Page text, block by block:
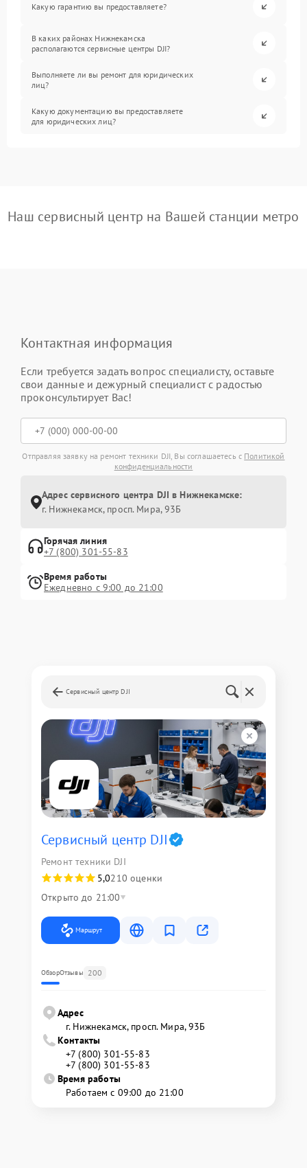
Какую гарантию вы предоставляете?
В каких районах Нижнекамска
располагаются сервисные центры DJI?
Выполняете ли вы ремонт для юридических
лиц?
Какую документацию вы предоставляете
для юридических лиц?
Наш сервисный центр на Вашей станции метро
Контактная информация
Если требуется задать вопрос специалисту, оставьте
свои данные и дежурный специалист с радостью
проконсультирует Вас!
Отправляя заявку на ремонт техники DJI, Вы соглашаетесь с Политикой
конфиденциальности
Адрес сервисного центра DJI в Нижнекамске:
г. Нижнекамск, просп. Мира, 93Б
Горячая линия
+7 (800) 301-55-83
Время работы
Ежедневно с 9:00 до 21:00
Сервисный центр DJI
Сервисный центр DJI
Ремонт техники DJI
5,0210 оценки
Открыто до 21:00
Маршрут
ОбзорОтзывы 200
Адрес
г. Нижнекамск, просп. Мира, 93Б
Контакты
+7 (800) 301-55-83
+7 (800) 301-55-83
Время работы
Работаем с 09:00 до 21:00